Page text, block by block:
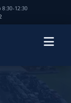
8:30-12:30
MENU